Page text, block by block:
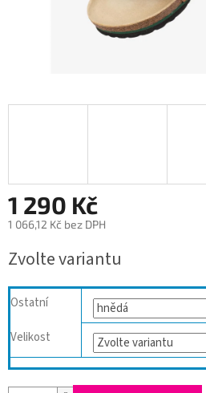
1 290 Kč
1 066,12 Kč bez DPH
cena:
Zvolte variantu
Ostatní
Velikost